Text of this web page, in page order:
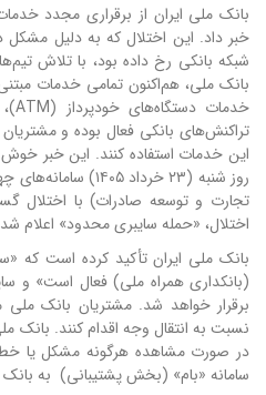
بانک ملی ایران از برقراری مجدد
خبر داد. این اختلال که به دلیل
شبکه بانکی رخ داده بود، با تلاش
بانک ملی، هم‌اکنون تمامی خدمات
تراکنش‌های بانکی فعال بوده و
این خدمات استفاده کنند. این خبر خوش
روز شنبه (۲۳ خرداد
تجارت و توسعه صادرات) با اختلال
اختلال، «حمله سایبری محدود» اعلام
بانک ملی ایران تأکید کرده است که
(بانکداری همراه ملی) فعال است» و
برقرار خواهد شد. مشتریان بانک ملی
نسبت به انتقال وجه اقدام کنند. بانک
در صورت مشاهده هرگونه مشکل یا
سامانه «بام» (بخش پشتیبانی) به